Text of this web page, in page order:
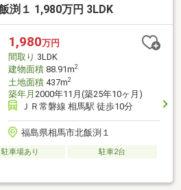
渕１ 1,980万円 3LDK
1,980万円
間取り 3LDK
建物面積88.91m2
土地面積437m2
築年月 2000年11月(築25年10ヶ月)
ＪＲ常磐線 相馬駅 徒歩10分
福島県相馬市北飯渕１
駐車場あり
駐車2台